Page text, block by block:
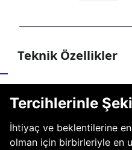
Teknik Özellikler
Tercihlerinle
İhtiyaç ve beklentilerine
olman için birbirleriyle en